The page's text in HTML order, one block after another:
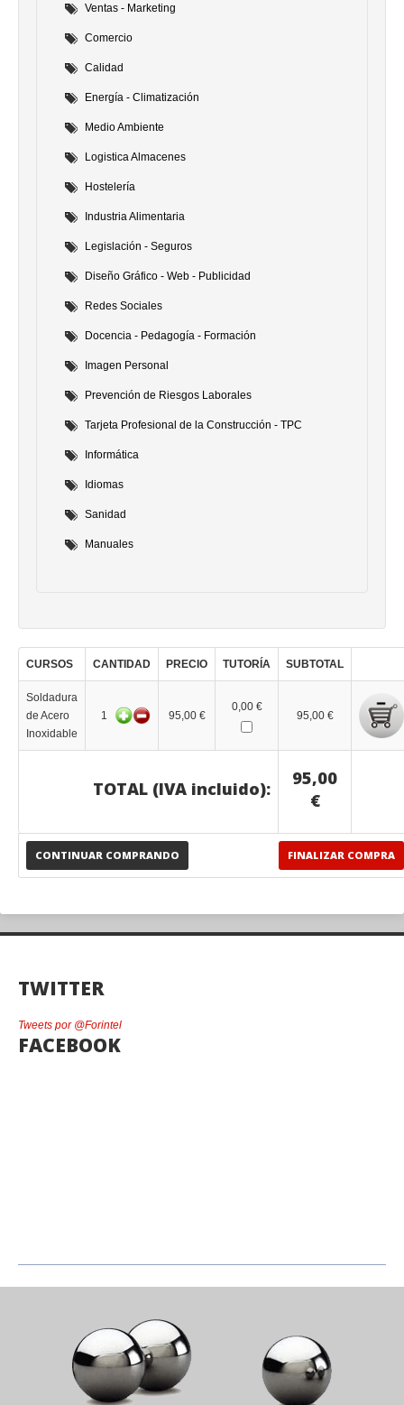
Ventas - Marketing
Comercio
Calidad
Energía - Climatización
Medio Ambiente
Logistica Almacenes
Hostelería
Industria Alimentaria
Legislación - Seguros
Diseño Gráfico - Web - Publicidad
Redes Sociales
Docencia - Pedagogía - Formación
Imagen Personal
Prevención de Riesgos Laborales
Tarjeta Profesional de la Construcción - TPC
Informática
Idiomas
Sanidad
Manuales
CURSOS CANTIDAD PRECIO TUTORÍA SUBTOTAL
CONTINUAR COMPRANDO FINALIZAR COMPRA
Soldadura
de Acero
Inoxidable
1 95,00 €
0,00 €
95,00 €
TOTAL (IVA incluido):
95,00
€
TWITTER
Tweets por @Forintel
FACEBOOK